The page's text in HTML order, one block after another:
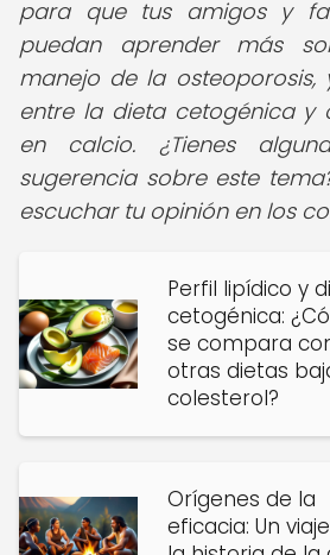
para que tus amigos y
puedan aprender más
manejo de la
entre la dieta cetogénica y
en calcio. ¿Tienes
sugerencia sobre este
escuchar tu opinión en los
Perfil lipídico y
cetogénica:
se compara
otras dietas
colesterol?
Orígenes de la
eficacia: Un